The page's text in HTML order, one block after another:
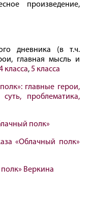
произведение,
дневника (в т.ч.
главная мысль и
класса,5 класса
главные герои,
проблематика,
полк»
«Облачный полк»
Веркина